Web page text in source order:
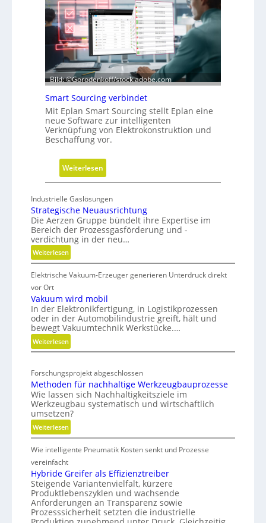
o
n
e
t
r
i
e
-
V
e
r
e
i
f
a
h
u
n
g
ü
r
i
g
i
a
T
w
i
Bild: ©Gorodenkoff/stock.adobe.com
Smart Sourcing verbindet
Mit Eplan Smart Sourcing stellt Eplan eine
neue Software zur intelligenten
Verknüpfung von Elektrokonstruktion und
Beschaffung vor.
Weiterlesen
S
a
r
t
S
u
r
i
n
g
e
b
i
n
t
Industrielle Gaslösungen
Strategische Neuausrichtung
Die Aerzen Gruppe bündelt ihre Expertise im
Bereich der Prozessgasförderung und -
verdichtung in der neu…
Weiterlesen:
S
t
a
t
e
g
i
s
h
e
N
e
u
a
s
i
c
h
t
Elektrische Vakuum-Erzeuger generieren Unterdruck direkt
vor Ort
Vakuum wird mobil
In der Elektronikfertigung, in Logistikprozessen
oder in der Automobilindustrie greift, hält und
bewegt Vakuumtechnik Werkstücke.…
Weiterlesen:
V
k
u
u
m
w
i
d
o
b
i
l
Forschungsprojekt abgeschlossen
Methoden für nachhaltige Werkzeugbauprozesse
Wie lassen sich Nachhaltigkeitsziele im
Werkzeugbau systematisch und wirtschaftlich
umsetzen?
Weiterlesen:
M
e
h
o
d
e
n
Wie intelligente Pneumatik Kosten senkt und Prozesse
vereinfacht
Hybride Greifer als Effizienztreiber
Steigende Variantenvielfalt, kürzere
Produktlebenszyklen und wachsende
Anforderungen an Transparenz sowie
Prozesssicherheit setzten die industrielle